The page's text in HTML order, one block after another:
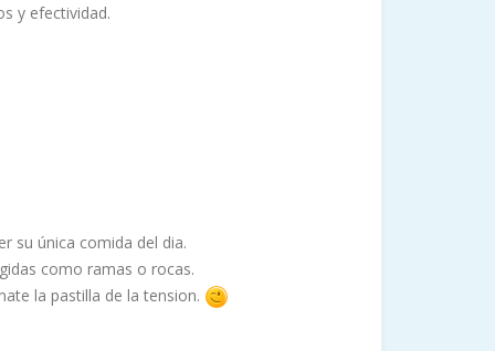
y efectividad.
su única comida del dia.
como ramas o rocas.
la pastilla de la tension.